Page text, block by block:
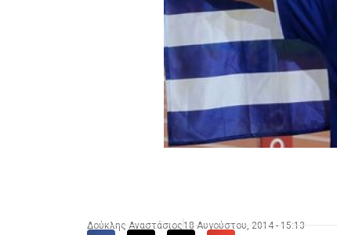
Δούκλης Αναστάσιος 18 Αυγούστου, 2014 - 15:13